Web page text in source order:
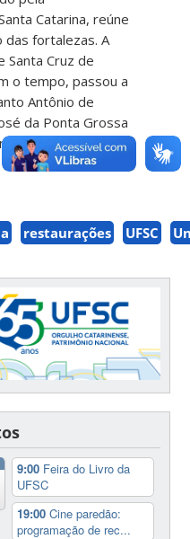
Catarina, reúne
fortalezas. A
Santa Cruz de
o tempo, passou a
Antônio de
da Ponta Grossa
com quase 300
restaurações UFSC
9:00 Feira do Livro da
UFSC
19:00Cine paredão:
programação de rec...